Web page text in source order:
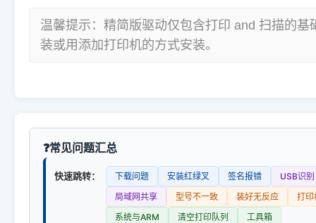
温馨提示：精简版驱动仅包含打印 and 扫描的基
装或用添加打印机的方式安装。
常见问题汇总
快速跳转： 下载问题 安装红绿叉 签名报错
USB识别
局域网共享
型号不一致 装好无反应
打印
系统与ARM
清空打印队列 工具箱